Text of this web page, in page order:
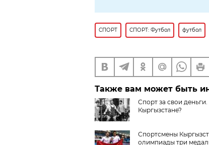
СПОРТ СПОРТ: Футбол футбол
Также вам может быть
Спорт за свои
Кыргызстане?
Спортсмены
олимпиады три